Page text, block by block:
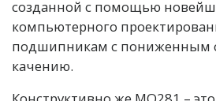
созданной с помощью
компьютерного
подшипникам с пониженным
качению.